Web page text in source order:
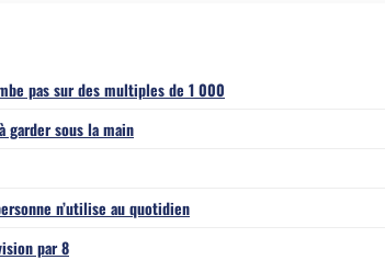
pas sur des multiples de 1 000
garder sous la main
n’utilise au quotidien
par 8